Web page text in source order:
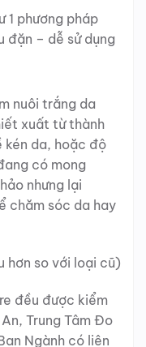
1 phương pháp
đặn – dễ sử dụng
nuôi trắng da
xuất từ thành
kén da, hoặc độ
có mong
nhưng lại
chăm sóc da hay
hơn so với loại cũ)
đều được kiểm
Trung Tâm Đo
Ngành có liên